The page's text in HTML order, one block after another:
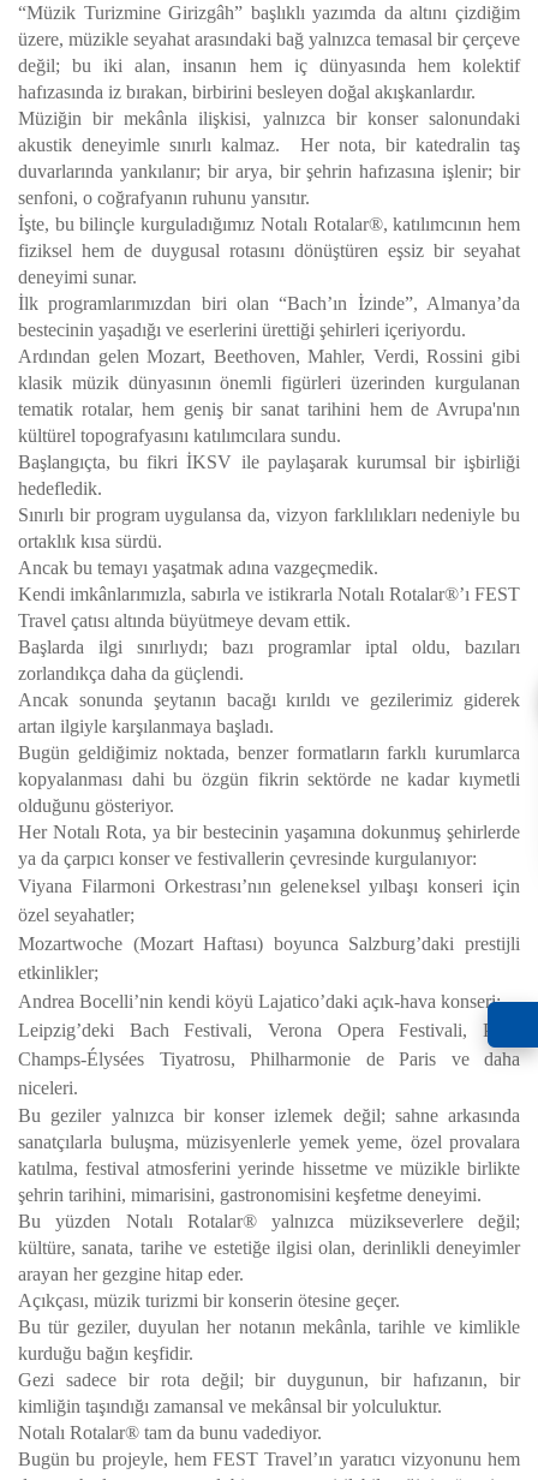
“Müzik Turizmine Girizgâh” başlıklı yazımda da altını çizdiğim
üzere, müzikle seyahat arasındaki bağ yalnızca temasal bir çerçeve
değil; bu iki alan, insanın hem iç dünyasında hem kolektif
hafızasında iz bırakan, birbirini besleyen doğal akışkanlardır.
Müziğin bir mekânla ilişkisi, yalnızca bir konser salonundaki
akustik deneyimle sınırlı kalmaz. Her nota, bir katedralin taş
duvarlarında yankılanır; bir arya, bir şehrin hafızasına işlenir; bir
senfoni, o coğrafyanın ruhunu yansıtır.
İşte, bu bilinçle kurguladığımız Notalı Rotalar®, katılımcının hem
fiziksel hem de duygusal rotasını dönüştüren eşsiz bir seyahat
deneyimi sunar.
İlk programlarımızdan biri olan “Bach’ın İzinde”, Almanya’da
bestecinin yaşadığı ve eserlerini ürettiği şehirleri içeriyordu.
Ardından gelen Mozart, Beethoven, Mahler, Verdi, Rossini gibi
klasik müzik dünyasının önemli figürleri üzerinden kurgulanan
tematik rotalar, hem geniş bir sanat tarihini hem de Avrupa'nın
kültürel topografyasını katılımcılara sundu.
Başlangıçta, bu fikri İKSV ile paylaşarak kurumsal bir işbirliği
hedefledik.
Sınırlı bir program uygulansa da, vizyon farklılıkları nedeniyle bu
ortaklık kısa sürdü.
Ancak bu temayı yaşatmak adına vazgeçmedik.
Kendi imkânlarımızla, sabırla ve istikrarla Notalı Rotalar®’ı FEST
Travel çatısı altında büyütmeye devam ettik.
Başlarda ilgi sınırlıydı; bazı programlar iptal oldu, bazıları
zorlandıkça daha da güçlendi.
Ancak sonunda şeytanın bacağı kırıldı ve gezilerimiz giderek
artan ilgiyle karşılanmaya başladı.
Bugün geldiğimiz noktada, benzer formatların farklı kurumlarca
kopyalanması dahi bu özgün fikrin sektörde ne kadar kıymetli
olduğunu gösteriyor.
Her Notalı Rota, ya bir bestecinin yaşamına dokunmuş şehirlerde
ya da çarpıcı konser ve festivallerin çevresinde kurgulanıyor:
Viyana Filarmoni Orkestrası’nın geleneksel yılbaşı konseri için
özel seyahatler;
Mozartwoche (Mozart Haftası) boyunca Salzburg’daki prestijli
etkinlikler;
Andrea Bocelli’nin kendi köyü Lajatico’daki açık-hava konseri;
Leipzig’deki Bach Festivali, Verona Opera Festivali, Paris
Champs-Élysées Tiyatrosu, Philharmonie de Paris ve daha
niceleri.
Bu geziler yalnızca bir konser izlemek değil; sahne arkasında
sanatçılarla buluşma, müzisyenlerle yemek yeme, özel provalara
katılma, festival atmosferini yerinde hissetme ve müzikle birlikte
şehrin tarihini, mimarisini, gastronomisini keşfetme deneyimi.
Bu yüzden Notalı Rotalar® yalnızca müzikseverlere değil;
kültüre, sanata, tarihe ve estetiğe ilgisi olan, derinlikli deneyimler
arayan her gezgine hitap eder.
Açıkçası, müzik turizmi bir konserin ötesine geçer.
Bu tür geziler, duyulan her notanın mekânla, tarihle ve kimlikle
kurduğu bağın keşfidir.
Gezi sadece bir rota değil; bir duygunun, bir hafızanın, bir
kimliğin taşındığı zamansal ve mekânsal bir yolculuktur.
Notalı Rotalar® tam da bunu vadediyor.
Bugün bu projeyle, hem FEST Travel’ın yaratıcı vizyonunu hem